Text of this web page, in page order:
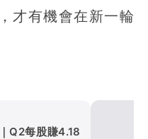
才有機會在新一輪
Q2每股賺4.18